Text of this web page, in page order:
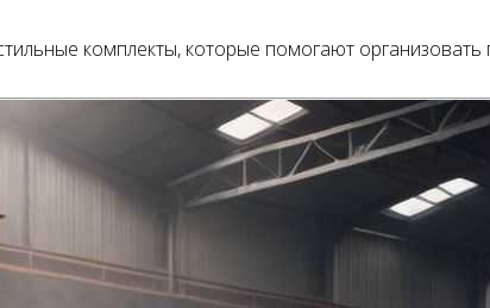
комплекты, которые помогают